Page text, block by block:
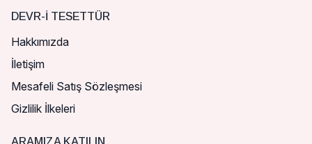
DEVR-I TESETTÜR
Hakkımızda
İletişim
Mesafeli Satış Sözleşmesi
Gizlilik İlkeleri
ARAMIZA KATILIN